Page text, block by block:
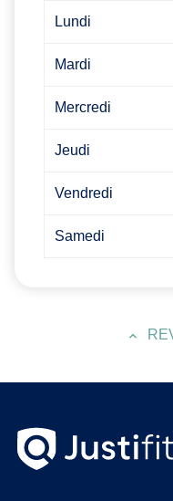
Lundi
Mardi
Mercredi
Jeudi
Vendredi
Samedi